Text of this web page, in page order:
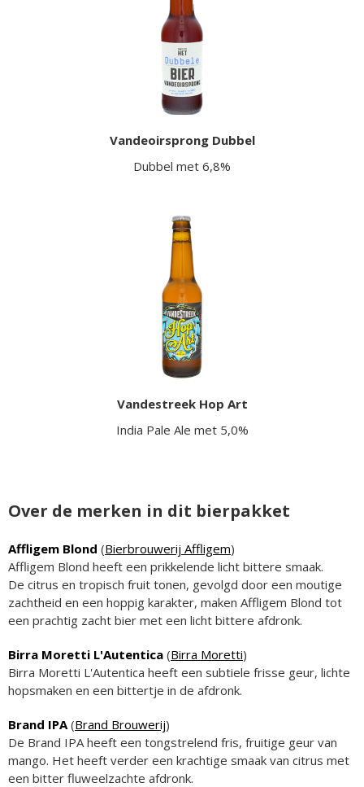
Vandeoirsprong Dubbel
Dubbel met 6,8%
Vandestreek Hop Art
India Pale Ale met 5,0%
Over de merken in dit bierpakket
Affligem Blond (Bierbrouwerij Affligem)
Affligem Blond heeft een prikkelende licht bittere smaak.
De citrus en tropisch fruit tonen, gevolgd door een moutige
zachtheid en een hoppig karakter, maken Affligem Blond tot
een prachtig zacht bier met een licht bittere afdronk.
Birra Moretti L'Autentica (Birra Moretti)
Birra Moretti L'Autentica heeft een subtiele frisse geur, lichte
hopsmaken en een bittertje in de afdronk.
Brand IPA (Brand Brouwerij)
De Brand IPA heeft een tongstrelend fris, fruitige geur van
mango. Het heeft verder een krachtige smaak van citrus met
een bitter fluweelzachte afdronk.